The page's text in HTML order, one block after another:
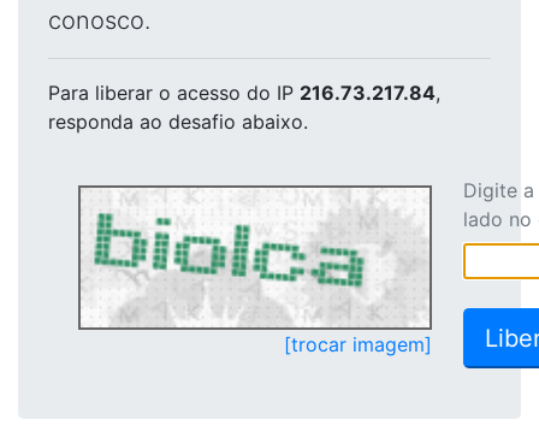
conosco.
Para liberar o acesso do IP 216.73.217.84,
responda ao desafio abaixo.
[trocar imagem]
Digite
lado no